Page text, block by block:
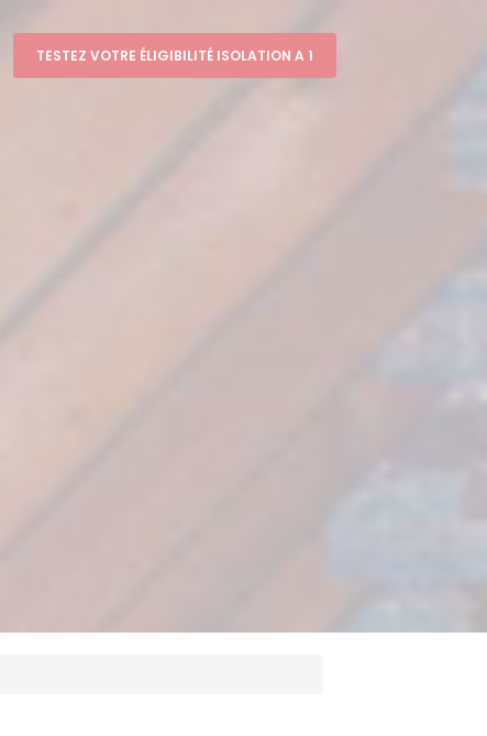
TESTEZ VOTRE ÉLIGIBILITÉ ISOLATION A 1